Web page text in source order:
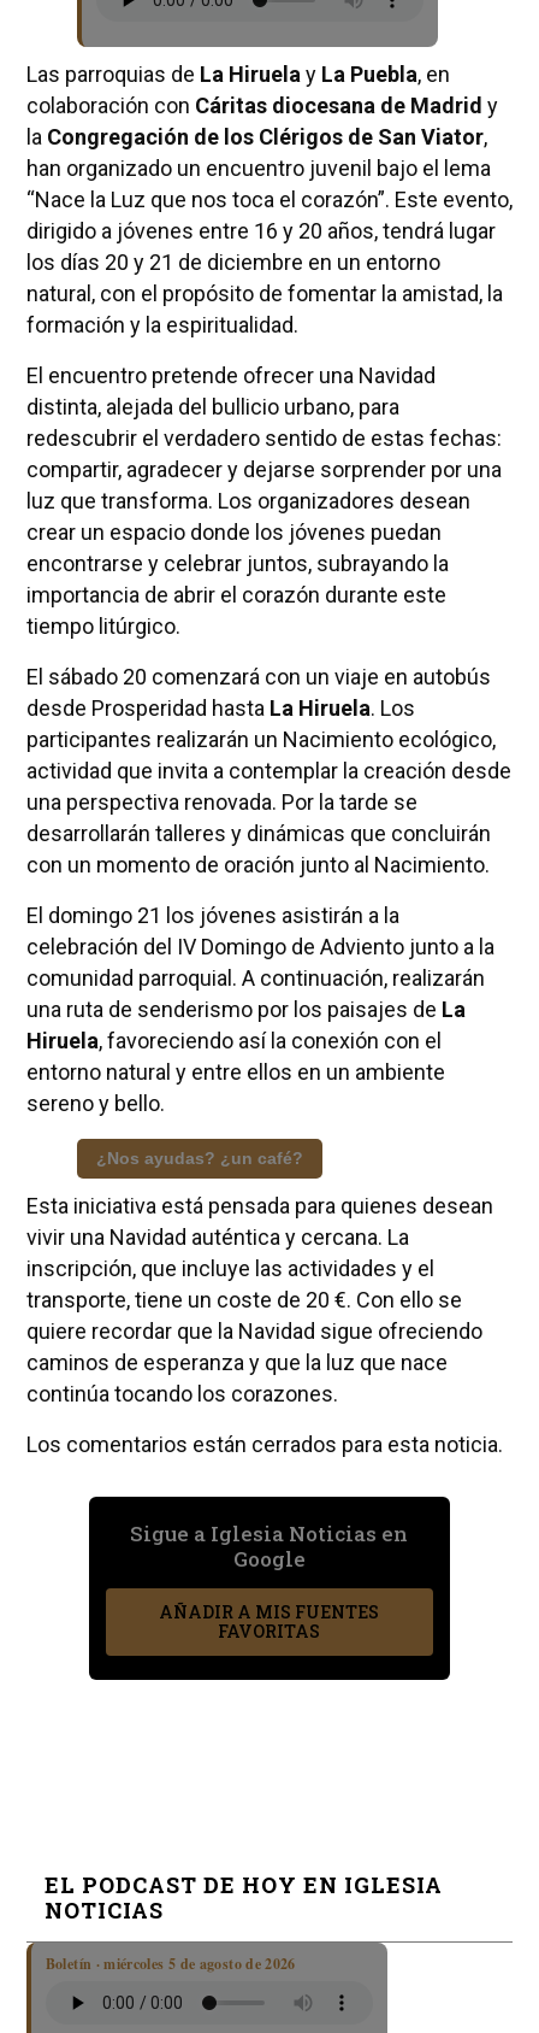
Las parroquias de La Hiruela y La Puebla, en
colaboración con Cáritas diocesana de Madrid y
la Congregación de los Clérigos de San Viator,
han organizado un encuentro juvenil bajo el lema
“Nace la Luz que nos toca el corazón”. Este evento,
dirigido a jóvenes entre 16 y 20 años, tendrá lugar
los días 20 y 21 de diciembre en un entorno
natural, con el propósito de fomentar la amistad, la
formación y la espiritualidad.
El encuentro pretende ofrecer una Navidad
distinta, alejada del bullicio urbano, para
redescubrir el verdadero sentido de estas fechas:
compartir, agradecer y dejarse sorprender por una
luz que transforma. Los organizadores desean
crear un espacio donde los jóvenes puedan
encontrarse y celebrar juntos, subrayando la
importancia de abrir el corazón durante este
tiempo litúrgico.
El sábado 20 comenzará con un viaje en autobús
desde Prosperidad hasta La Hiruela. Los
participantes realizarán un Nacimiento ecológico,
actividad que invita a contemplar la creación desde
una perspectiva renovada. Por la tarde se
desarrollarán talleres y dinámicas que concluirán
con un momento de oración junto al Nacimiento.
El domingo 21 los jóvenes asistirán a la
celebración del IV Domingo de Adviento junto a la
comunidad parroquial. A continuación, realizarán
una ruta de senderismo por los paisajes de La
Hiruela, favoreciendo así la conexión con el
entorno natural y entre ellos en un ambiente
sereno y bello.
¿Nos ayudas? ¿un café?
Esta iniciativa está pensada para quienes desean
vivir una Navidad auténtica y cercana. La
inscripción, que incluye las actividades y el
transporte, tiene un coste de 20 €. Con ello se
quiere recordar que la Navidad sigue ofreciendo
caminos de esperanza y que la luz que nace
continúa tocando los corazones.
Los comentarios están cerrados para esta noticia.
Sigue a Iglesia Noticias en
Google
AÑADIR A MIS FUENTES
FAVORITAS
EL PODCAST DE HOY EN IGLESIA
NOTICIAS
Boletín · miércoles 5 de agosto de 2026